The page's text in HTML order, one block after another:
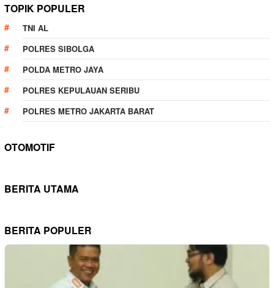
TOPIK POPULER
TNI AL
POLRES SIBOLGA
POLDA METRO JAYA
POLRES KEPULAUAN SERIBU
POLRES METRO JAKARTA BARAT
OTOMOTIF
BERITA UTAMA
BERITA POPULER